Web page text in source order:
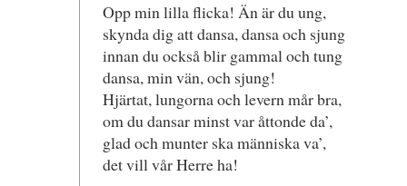
Opp min lilla flicka! Än är du ung,
skynda dig att dansa, dansa och sjung
innan du också blir gammal och tung
dansa, min vän, och sjung!
Hjärtat, lungorna och levern mår bra,
om du dansar minst var åttonde da’,
glad och munter ska människa va’,
det vill vår Herre ha!